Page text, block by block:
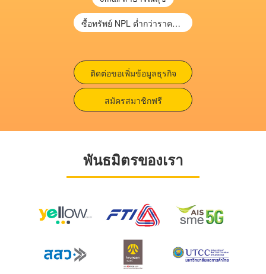
ซื้อทรัพย์ NPL ต่ำกว่าราคาตลาด 30-70% แบบไม่ต้องไปประมูล”
ติดต่อขอเพิ่มข้อมูลธุรกิจ
สมัครสมาชิกฟรี
พันธมิตรของเรา